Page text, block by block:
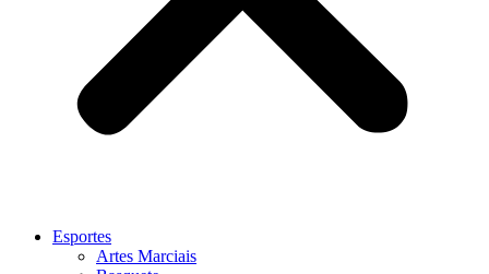
Esportes
Artes Marciais